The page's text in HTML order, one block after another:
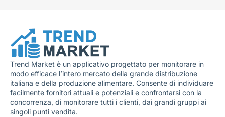
Trend Market è un applicativo progettato per monitorare in
modo efficace l’intero mercato della grande distribuzione
italiana e della produzione alimentare. Consente di individuare
facilmente fornitori attuali e potenziali e confrontarsi con la
concorrenza, di monitorare tutti i clienti, dai grandi gruppi ai
singoli punti vendita.